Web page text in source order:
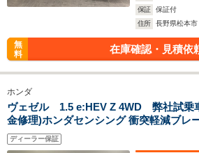
保証
保証付
住所
長野県松本市
無
料
在庫確認・見積依
ホンダ
ヴェゼル 1.5 e:HEV Z 4WD 弊社試乗
金修理)ホンダセンシング 衝突軽減ブレ
スト クルーズコントロール 純正ナビ 純
Bluetooth 4WD ETC
ディーラー保証